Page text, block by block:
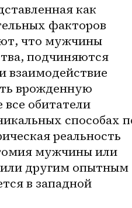
как
факторов
что мужчины
подчиняются
взаимодействие
врожденную
все обитатели
способах
реальность
мужчины или
или другим опытным
в западной